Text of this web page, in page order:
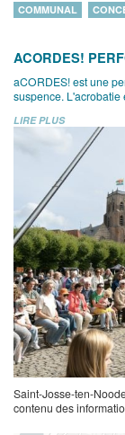
COMMUNAL
ACORDES!
aCORDES! est une
suspence. L'acrobatie
LIRE PLUS
Saint-Josse-ten-
contenu des